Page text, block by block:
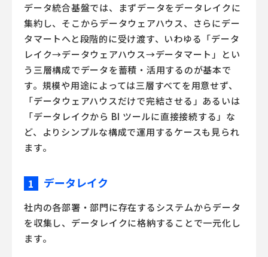
データ統合基盤では、まずデータをデータレイクに
集約し、そこからデータウェアハウス、さらにデー
タマートへと段階的に受け渡す、いわゆる「データ
レイク→データウェアハウス→データマート」とい
う三層構成でデータを蓄積・活用するのが基本で
す。規模や用途によっては三層すべてを用意せず、
「データウェアハウスだけで完結させる」あるいは
「データレイクから BI ツールに直接接続する」な
ど、よりシンプルな構成で運用するケースも見られ
ます。
1 データレイク
社内の各部署・部門に存在するシステムからデータ
を収集し、データレイクに格納することで一元化し
ます。